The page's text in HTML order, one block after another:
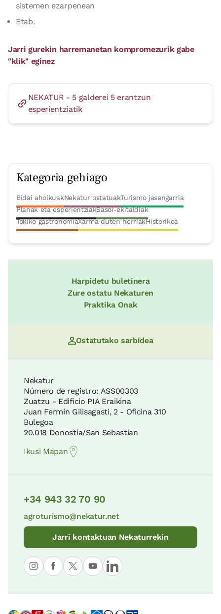
sistemen ezarpenean
Etab.
Jarri gurekin harremanetan kompromezurik gabe
"klik" eginez
NEKATUR - 5 galderei 5 erantzun
esperientziatik
Kategoria gehiago
Bidai aholkuakNekatur ostatuakTurismo jasangarria
Planak eta esperientziakSasoi-ekitaldiak
Tokiko gastronomiaXarma duten herriakHistorikoa
Harpidetu buletinera
Zure ostatu Nekaturen
Praktika Onak
Ostatutako sarbidea
Nekatur
Número de registro: ASS00303
Zuatzu - Edificio PIA Eraikina
Juan Fermin Gilisagasti, 2 - Oficina 310
Bulegoa
20.018 Donostia/San Sebastian
Ikusi Mapan
+34 943 32 70 90
agroturismo@nekatur.net
Jarri kontaktuan Nekaturrekin